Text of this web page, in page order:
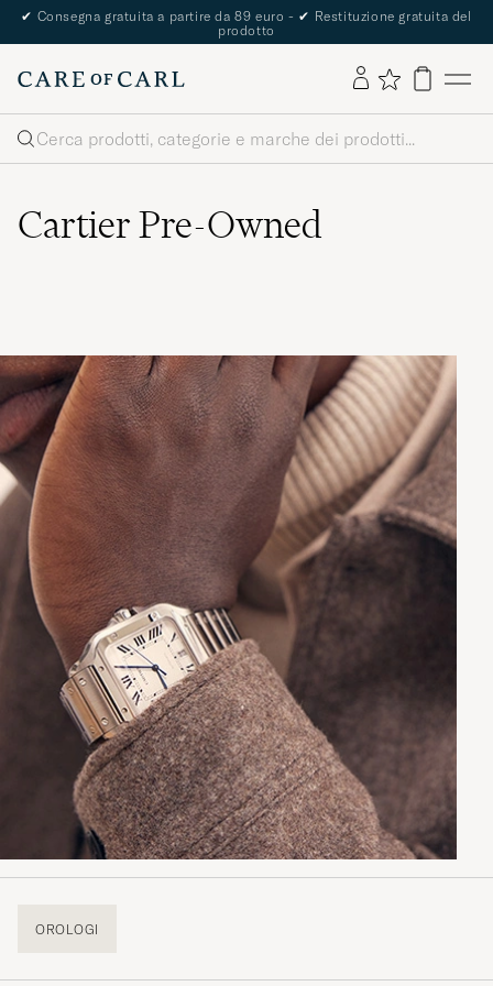
✔ Consegna gratuita a partire da 89 euro - ✔ Restituzione gratuita del
prodotto
Cerca
Cartier Pre-Owned
OROLOGI